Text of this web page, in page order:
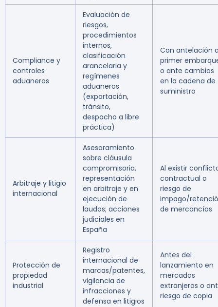
Compliance y
controles
aduaneros
Evaluación de
riesgos,
procedimientos
internos,
clasificación
arancelaria y
regímenes
aduaneros
(exportación,
tránsito,
despacho a libre
práctica)
Con antelación
primer
o ante cambios
en la cadena de
suministro
Arbitraje y litigio
internacional
Asesoramiento
sobre cláusula
compromisoria,
representación
en arbitraje y en
ejecución de
laudos; acciones
judiciales en
España
Al existir
contractual o
riesgo de
impago/
de mercancías
Protección de
propiedad
industrial
Registro
internacional de
marcas/patentes,
vigilancia de
infracciones y
defensa en litigios
Antes del
lanzamiento en
mercados
extranjeros o
riesgo de copia